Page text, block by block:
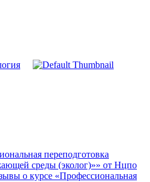
переподготовка
среды (эколог)»» от Нцпо
о курсе «Профессиональная